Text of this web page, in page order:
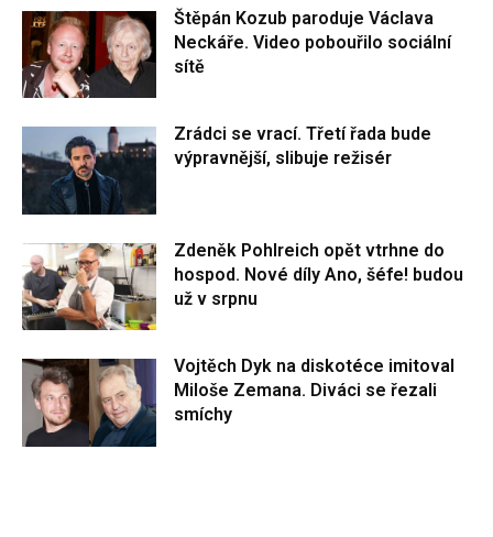
Štěpán Kozub paroduje Václava
Neckáře. Video pobouřilo sociální
sítě
Zrádci se vrací. Třetí řada bude
výpravnější, slibuje režisér
Zdeněk Pohlreich opět vtrhne do
hospod. Nové díly Ano, šéfe! budou
už v srpnu
Vojtěch Dyk na diskotéce imitoval
Miloše Zemana. Diváci se řezali
smíchy